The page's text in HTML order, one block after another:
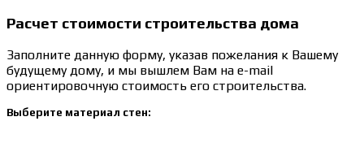
Расчет стоимости строительства дома
Заполните данную форму, указав пожелания к Вашему
будущему дому, и мы вышлем Вам на e-mail
ориентировочную стоимость его строительства.
Выберите материал стен: